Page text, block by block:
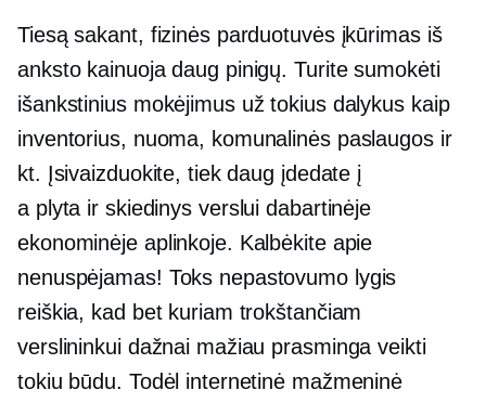
Tiesą sakant, fizinės parduotuvės įkūrimas iš
anksto kainuoja daug pinigų. Turite sumokėti
išankstinius mokėjimus už tokius dalykus kaip
inventorius, nuoma, komunalinės paslaugos ir
kt. Įsivaizduokite, tiek daug įdedate į
a plyta ir skiedinys verslui dabartinėje
ekonominėje aplinkoje. Kalbėkite apie
nenuspėjamas! Toks nepastovumo lygis
reiškia, kad bet kuriam trokštančiam
verslininkui dažnai mažiau prasminga veikti
tokiu būdu. Todėl internetinė mažmeninė